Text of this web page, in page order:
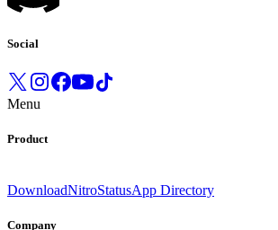
Social
Menu
Product
DownloadNitroStatusApp Directory
Company